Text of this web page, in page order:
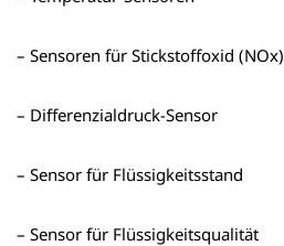
– Sensoren für Stickstoffoxid (NOx)
– Differenzialdruck-Sensor
– Sensor für Flüssigkeitsstand
– Sensor für Flüssigkeitsqualität